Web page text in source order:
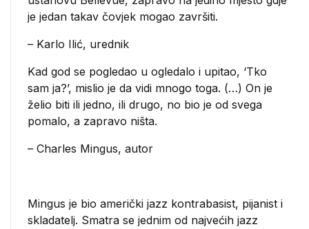
je jedan takav čovjek mogao završiti.
– Karlo Ilić, urednik
Kad god se pogledao u ogledalo i upitao, ‘Tko
sam ja?’, mislio je da vidi mnogo toga. (…) On je
želio biti ili jedno, ili drugo, no bio je od svega
pomalo, a zapravo ništa.
– Charles Mingus, autor
Mingus je bio američki jazz kontrabasist, pijanist i
skladatelj. Smatra se jednim od najvećih jazz